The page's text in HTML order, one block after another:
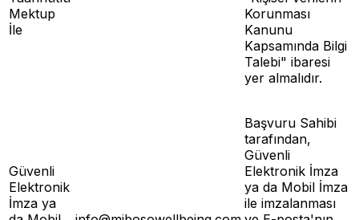
Mektup
İle
Korunması
Kanunu
Kapsamında Bilgi
Talebi" ibaresi
yer almalıdır.
Güvenli
Elektronik
İmza ya
Başvuru Sahibi
tarafından,
Güvenli
Elektronik İmza
ya da Mobil İmza
ile imzalanması